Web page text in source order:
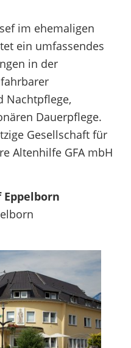
im ehemaligen
ein umfassendes
in der
Nachtpflege,
Dauerpflege.
Gesellschaft für
Altenhilfe GFA mbH
Eppelborn